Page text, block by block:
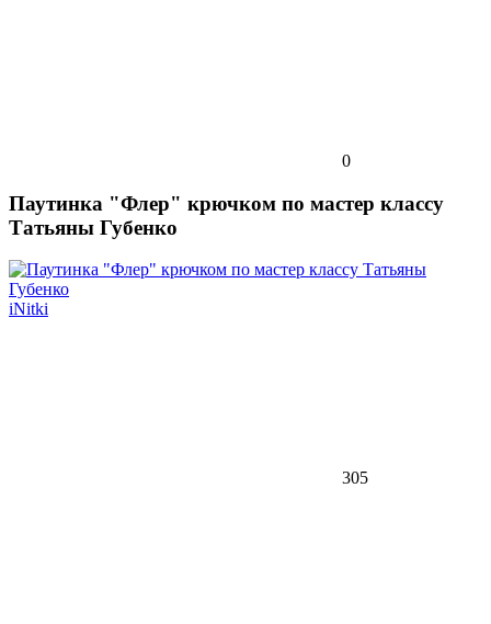
0
Паутинка "Флер" крючком по мастер классу
Татьяны Губенко
iNitki
305